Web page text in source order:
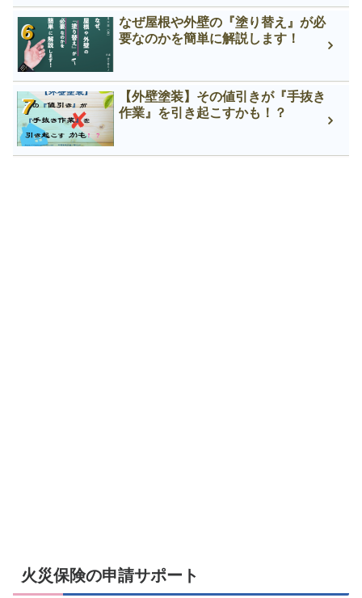
なぜ屋根や外壁の『塗り替え』が必
要なのかを簡単に解説します！
【外壁塗装】その値引きが『手抜き
作業』を引き起こすかも！？
火災保険の申請サポート